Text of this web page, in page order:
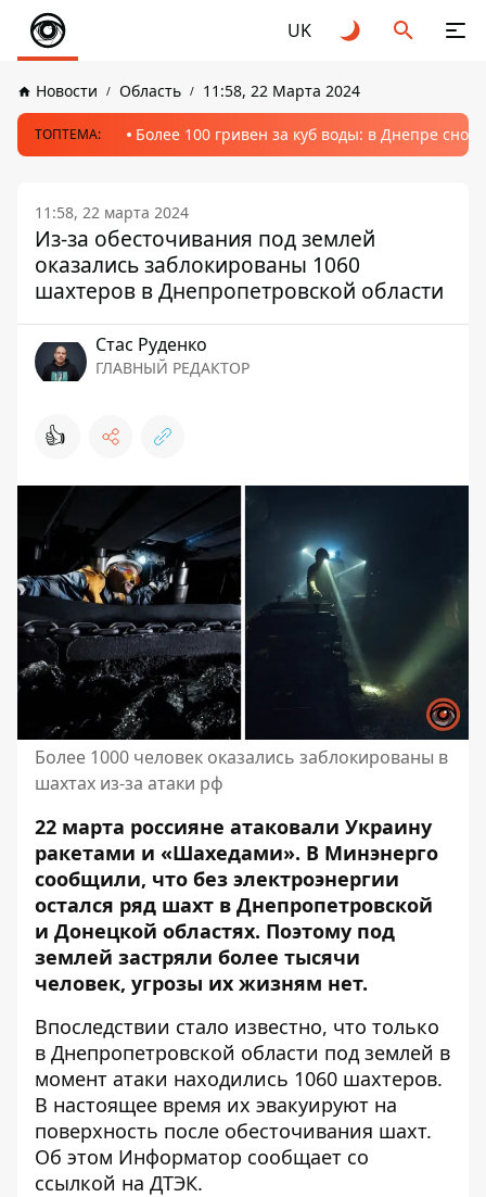
UK
Новости Область 11:58, 22 Марта 2024
ТОПТЕМА: Более 100 гривен за куб воды: в Днепре
11:58, 22 марта 2024
Из-за обесточивания под землей
оказались заблокированы 1060
шахтеров в Днепропетровской области
Стаc Руденко
ГЛАВНЫЙ РЕДАКТОР
👍
Более 1000 человек оказались заблокированы в
шахтах из-за атаки рф
22 марта россияне атаковали Украину
ракетами и «Шахедами». В Минэнерго
сообщили, что без электроэнергии
остался ряд шахт в Днепропетровской
и Донецкой областях. Поэтому под
землей застряли более тысячи
человек, угрозы их жизням нет.
Впоследствии стало известно, что только
в Днепропетровской области под землей в
момент атаки находились 1060 шахтеров.
В настоящее время их эвакуируют на
поверхность после обесточивания шахт.
Об этом Информатор сообщает со
ссылкой на ДТЭК.